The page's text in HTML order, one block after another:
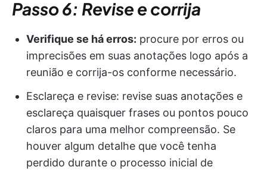
Passo 6: Revise e corrija
Verifique se há erros: procure por erros ou
imprecisões em suas anotações logo após a
reunião e corrija-os conforme necessário.
Esclareça e revise: revise suas anotações e
esclareça quaisquer frases ou pontos pouco
claros para uma melhor compreensão. Se
houver algum detalhe que você tenha
perdido durante o processo inicial de